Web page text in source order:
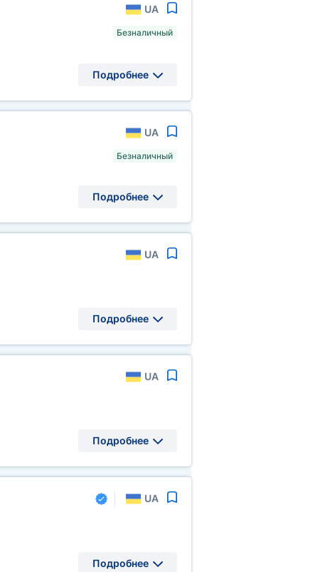
UA
Безналичный
Подробнее
UA
Безналичный
Подробнее
UA
Подробнее
UA
Подробнее
UA
Подробнее